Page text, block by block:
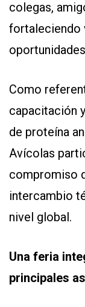
colegas,
fortaleciendo
Como
capacitación
de proteína
Avícolas
compromiso
intercambio
nivel global.
Una feria
principales